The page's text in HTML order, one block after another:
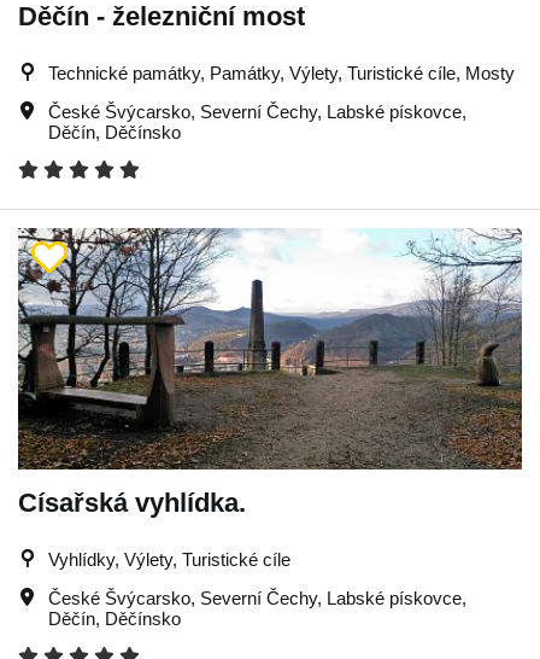
Děčín - železniční most
Technické památky, Památky, Výlety, Turistické cíle, Mosty
České Švýcarsko, Severní Čechy, Labské pískovce,
Děčín, Děčínsko
Císařská vyhlídka.
Vyhlídky, Výlety, Turistické cíle
České Švýcarsko, Severní Čechy, Labské pískovce,
Děčín, Děčínsko